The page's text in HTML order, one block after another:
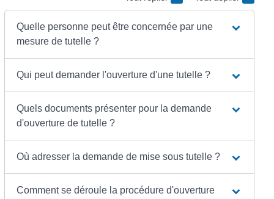
Quelle personne peut être concernée par une
mesure de tutelle ?
Qui peut demander l'ouverture d'une tutelle ?
Quels documents présenter pour la demande
d'ouverture de tutelle ?
Où adresser la demande de mise sous tutelle ?
Comment se déroule la procédure d'ouverture